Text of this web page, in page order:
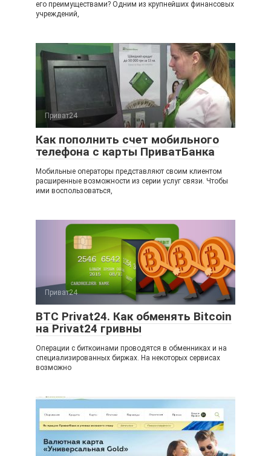
его преимуществами? Одним из крупнейших финансовых
учреждений,
Приват24
Как пополнить счет мобильного
телефона с карты ПриватБанка
Мобильные операторы представляют своим клиентом
расширенные возможности из серии услуг связи. Чтобы
ими воспользоваться,
Приват24
BTC Privat24. Как обменять Bitcoin
на Privat24 гривны
Операции с биткоинами проводятся в обменниках и на
специализированных биржах. На некоторых сервисах
возможно